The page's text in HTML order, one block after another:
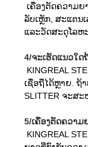
ເຄື່ອງຕັດຄວາມຍ
ລັບເຫຼັກ, ສະແຕນ
ແລະວັດສະດຸໂລຫ
4/ຈະເຮັດແນວໃດ
KINGREAL
ເຊື່ອຖືໄດ້ຫຼາຍ. ຖ້າ
SLITTER ຈະສ
5/ເຄື່ອງຕັດຄວາມ
KINGREAL